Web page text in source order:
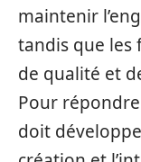
maintenir
tandis que les
de qualité et
Pour
doit